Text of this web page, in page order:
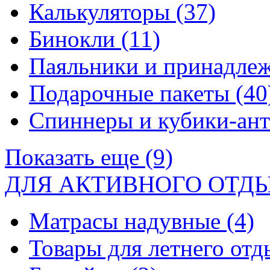
Калькуляторы (37)
Бинокли (11)
Паяльники и
Подарочные пакеты
Спиннеры и кубики-
Показать еще (9)
ДЛЯ АКТИВНОГО
Матрасы надувные (4)
Товары для летнего